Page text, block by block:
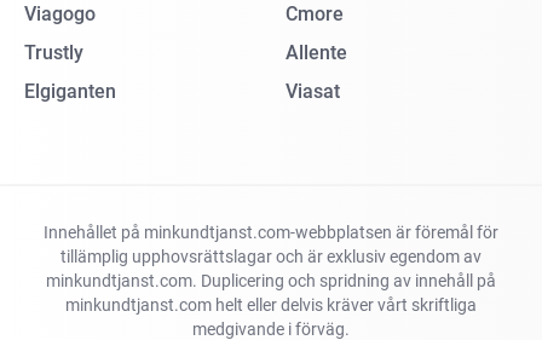
Viagogo
Trustly
Elgiganten
Cmore
Allente
Viasat
Innehållet på minkundtjanst.com-webbplatsen är föremål för
tillämplig upphovsrättslagar och är exklusiv egendom av
minkundtjanst.com. Duplicering och spridning av innehåll på
minkundtjanst.com helt eller delvis kräver vårt skriftliga
medgivande i förväg.